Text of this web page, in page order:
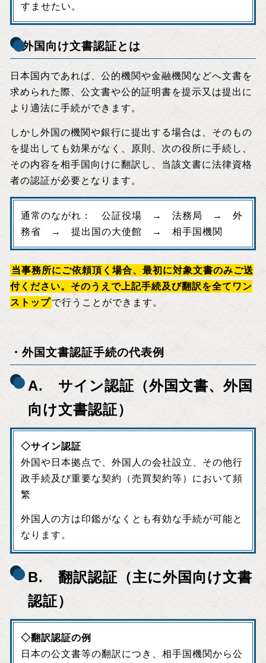
すませたい。
・外国向け文書認証とは
日本国内であれば、公的機関や金融機関などへ文書を
求められた際、公文書や公的証明書を提示又は提出に
より適法に手続ができます。
しかし外国の機関や銀行に提出する場合は、そのもの
を提出しても効果がなく、原則、次の役所に手続し、
その内容を相手国向けに翻訳し、当該文書に法律資格
者の認証が必要となります。
通常のながれ： 公証役場 → 法務局 → 外
務省 → 提出国の大使館 → 相手国機関
当事務所にご依頼頂く場合、最初に対象文書のみご送
付ください。そのうえで上記手続及び翻訳を全てワン
ストップで行うことができます。
・外国文書認証手続の代表例
A. サイン認証（外国文書、外国
向け文書認証）
◇サイン認証
外国や日本拠点で、外国人の会社設立、その他行
政手続及び重要な契約（売買契約等）において頻
繁
外国人の方は印鑑がなくとも有効な手続が可能と
なります。
B. 翻訳認証（主に外国向け文書
認証）
◇翻訳認証の例
日本の公文書等の翻訳につき、相手国機関から公